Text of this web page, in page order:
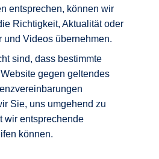
entsprechen, können wir
Richtigkeit, Aktualität oder
und Videos übernehmen.
sind, dass bestimmte
gegen geltendes
Sie, uns umgehend zu
wir entsprechende
können.